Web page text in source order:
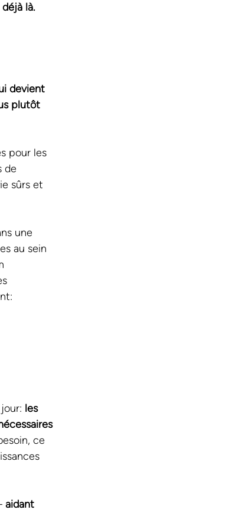
là.
devient
plutôt
pour les
de
sûrs et
une
au sein
les
ce
aidant